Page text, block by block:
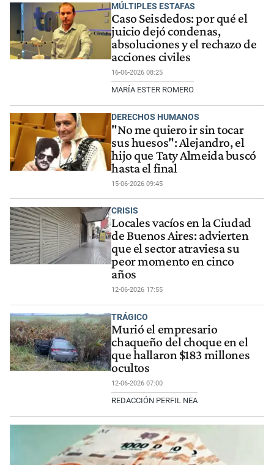
MÚLTIPLES ESTAFAS
Caso Seisdedos: por qué el
juicio dejó condenas,
absoluciones y el rechazo de
acciones civiles
16-06-2026 08:25
MARÍA ESTER ROMERO
DERECHOS HUMANOS
"No me quiero ir sin tocar
sus huesos": Alejandro, el
hijo que Taty Almeida buscó
hasta el final
15-06-2026 09:45
CRISIS
Locales vacíos en la Ciudad
de Buenos Aires: advierten
que el sector atraviesa su
peor momento en cinco
años
12-06-2026 17:55
TRÁGICO
Murió el empresario
chaqueño del choque en el
que hallaron $183 millones
ocultos
12-06-2026 07:00
REDACCIÓN PERFIL NEA